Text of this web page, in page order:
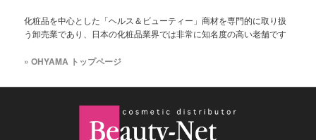
化粧品を中心とした「ヘルス＆ビューティー」商材を専門的に取り扱
う卸売業であり、日本の化粧品業界では非常に知名度の高い老舗です
» OHYAMA トップページ